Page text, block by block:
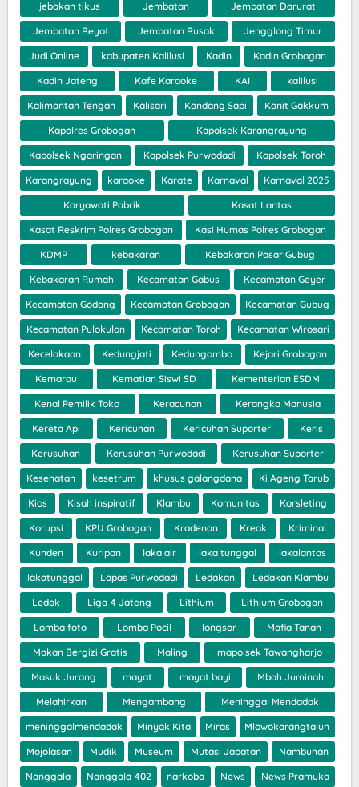
jebakan tikus Jembatan Jembatan Darurat
Jembatan Reyot Jembatan Rusak Jengglong Timur
Judi Online kabupaten Kalilusi Kadin Kadin Grobogan
Kadin Jateng Kafe Karaoke KAI kalilusi
Kalimantan Tengah Kalisari Kandang Sapi Kanit Gakkum
Kapolres Grobogan Kapolsek Karangrayung
Kapolsek Ngaringan Kapolsek Purwodadi Kapolsek Toroh
Karangrayung karaoke Karate Karnaval Karnaval 2025
Karyawati Pabrik Kasat Lantas
Kasat Reskrim Polres Grobogan Kasi Humas Polres Grobogan
KDMP kebakaran Kebakaran Pasar Gubug
Kebakaran Rumah Kecamatan Gabus Kecamatan Geyer
Kecamatan Godong Kecamatan Grobogan Kecamatan Gubug
Kecamatan Pulokulon Kecamatan Toroh Kecamatan Wirosari
Kecelakaan Kedungjati Kedungombo Kejari Grobogan
Kemarau Kematian Siswi SD Kementerian ESDM
Kenal Pemilik Toko Keracunan Kerangka Manusia
Kereta Api Kericuhan Kericuhan Suporter Keris
Kerusuhan Kerusuhan Purwodadi Kerusuhan Suporter
Kesehatan kesetrum khusus galangdana Ki Ageng Tarub
Kios Kisah inspiratif Klambu Komunitas Korsleting
Korupsi KPU Grobogan Kradenan Kreak Kriminal
Kunden Kuripan laka air laka tunggal lakalantas
lakatunggal Lapas Purwodadi Ledakan Ledakan Klambu
Ledok Liga 4 Jateng Lithium Lithium Grobogan
Lomba foto Lomba Pocil longsor Mafia Tanah
Makan Bergizi Gratis Maling mapolsek Tawangharjo
Masuk Jurang mayat mayat bayi Mbah Juminah
Melahirkan Mengambang Meninggal Mendadak
meninggalmendadak Minyak Kita Miras Mlowokarangtalun
Mojolasan Mudik Museum Mutasi Jabatan Nambuhan
Nanggala Nanggala 402 narkoba News News Pramuka